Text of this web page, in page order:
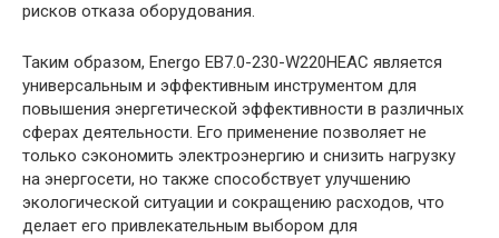
рисков отказа оборудования.
Таким образом, Energo EB7.0-230-W220HЕAC является
универсальным и эффективным инструментом для
повышения энергетической эффективности в различных
сферах деятельности. Его применение позволяет не
только сэкономить электроэнергию и снизить нагрузку
на энергосети, но также способствует улучшению
экологической ситуации и сокращению расходов, что
делает его привлекательным выбором для